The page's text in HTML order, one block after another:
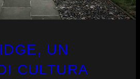
UN
CULTURA